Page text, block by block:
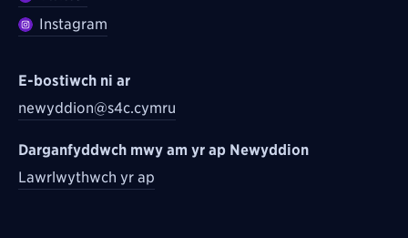
Instagram
E-bostiwch ni ar
newyddion@s4c.cymru
Darganfyddwch mwy am yr ap Newyddion
Lawrlwythwch yr ap